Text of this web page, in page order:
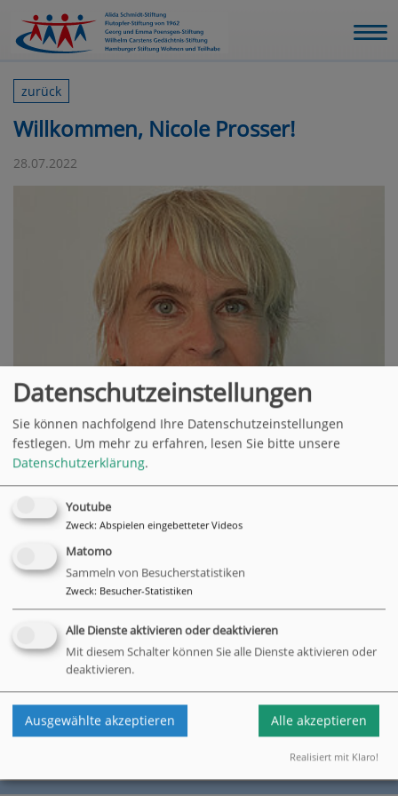
zurück
Willkommen, Nicole Prosser!
28.07.2022
Zum 1. August 2022 ist unser Leitungsteam wieder komplett -
Nicole Prosser, ehemals Leiterin der Seniorenwohnanlage
Nordlandweg der Flutopfer-Stiftung, leitet gemeinsam mit
Kerrin Marnau nun die Seniorenwohnanlagen in
Wilhelmsburg. Einen guten Start, liebe Nicole Prosser!
zurück
Datenschutzeinstellungen
Sie können nachfolgend Ihre Datenschutzeinstellungen
festlegen. Um mehr zu erfahren, lesen Sie bitte unsere
Datenschutzerklärung.
Youtube
Zweck: Abspielen eingebetteter Videos
Matomo
Sammeln von Besucherstatistiken
Zweck: Besucher-Statistiken
Alle Dienste aktivieren oder deaktivieren
Mit diesem Schalter können Sie alle Dienste aktivieren oder
deaktivieren.
Ausgewählte akzeptieren Alle akzeptieren
Realisiert mit Klaro!